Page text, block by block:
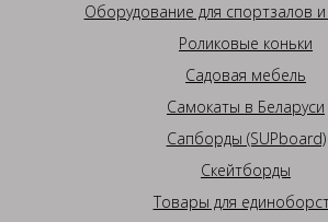
Оборудование для спортзалов
Роликовые коньки
Садовая мебель
Самокаты в Беларуси
Сапборды (SUPboard)
Скейтборды
Товары для